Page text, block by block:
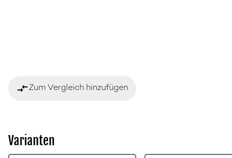
compare_arrowsZum Vergleich hinzufügen
Varianten